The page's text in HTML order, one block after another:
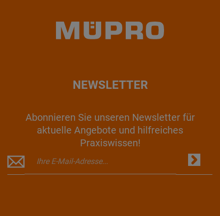
NEWSLETTER
Abonnieren Sie unseren Newsletter für
aktuelle Angebote und hilfreiches
Praxiswissen!